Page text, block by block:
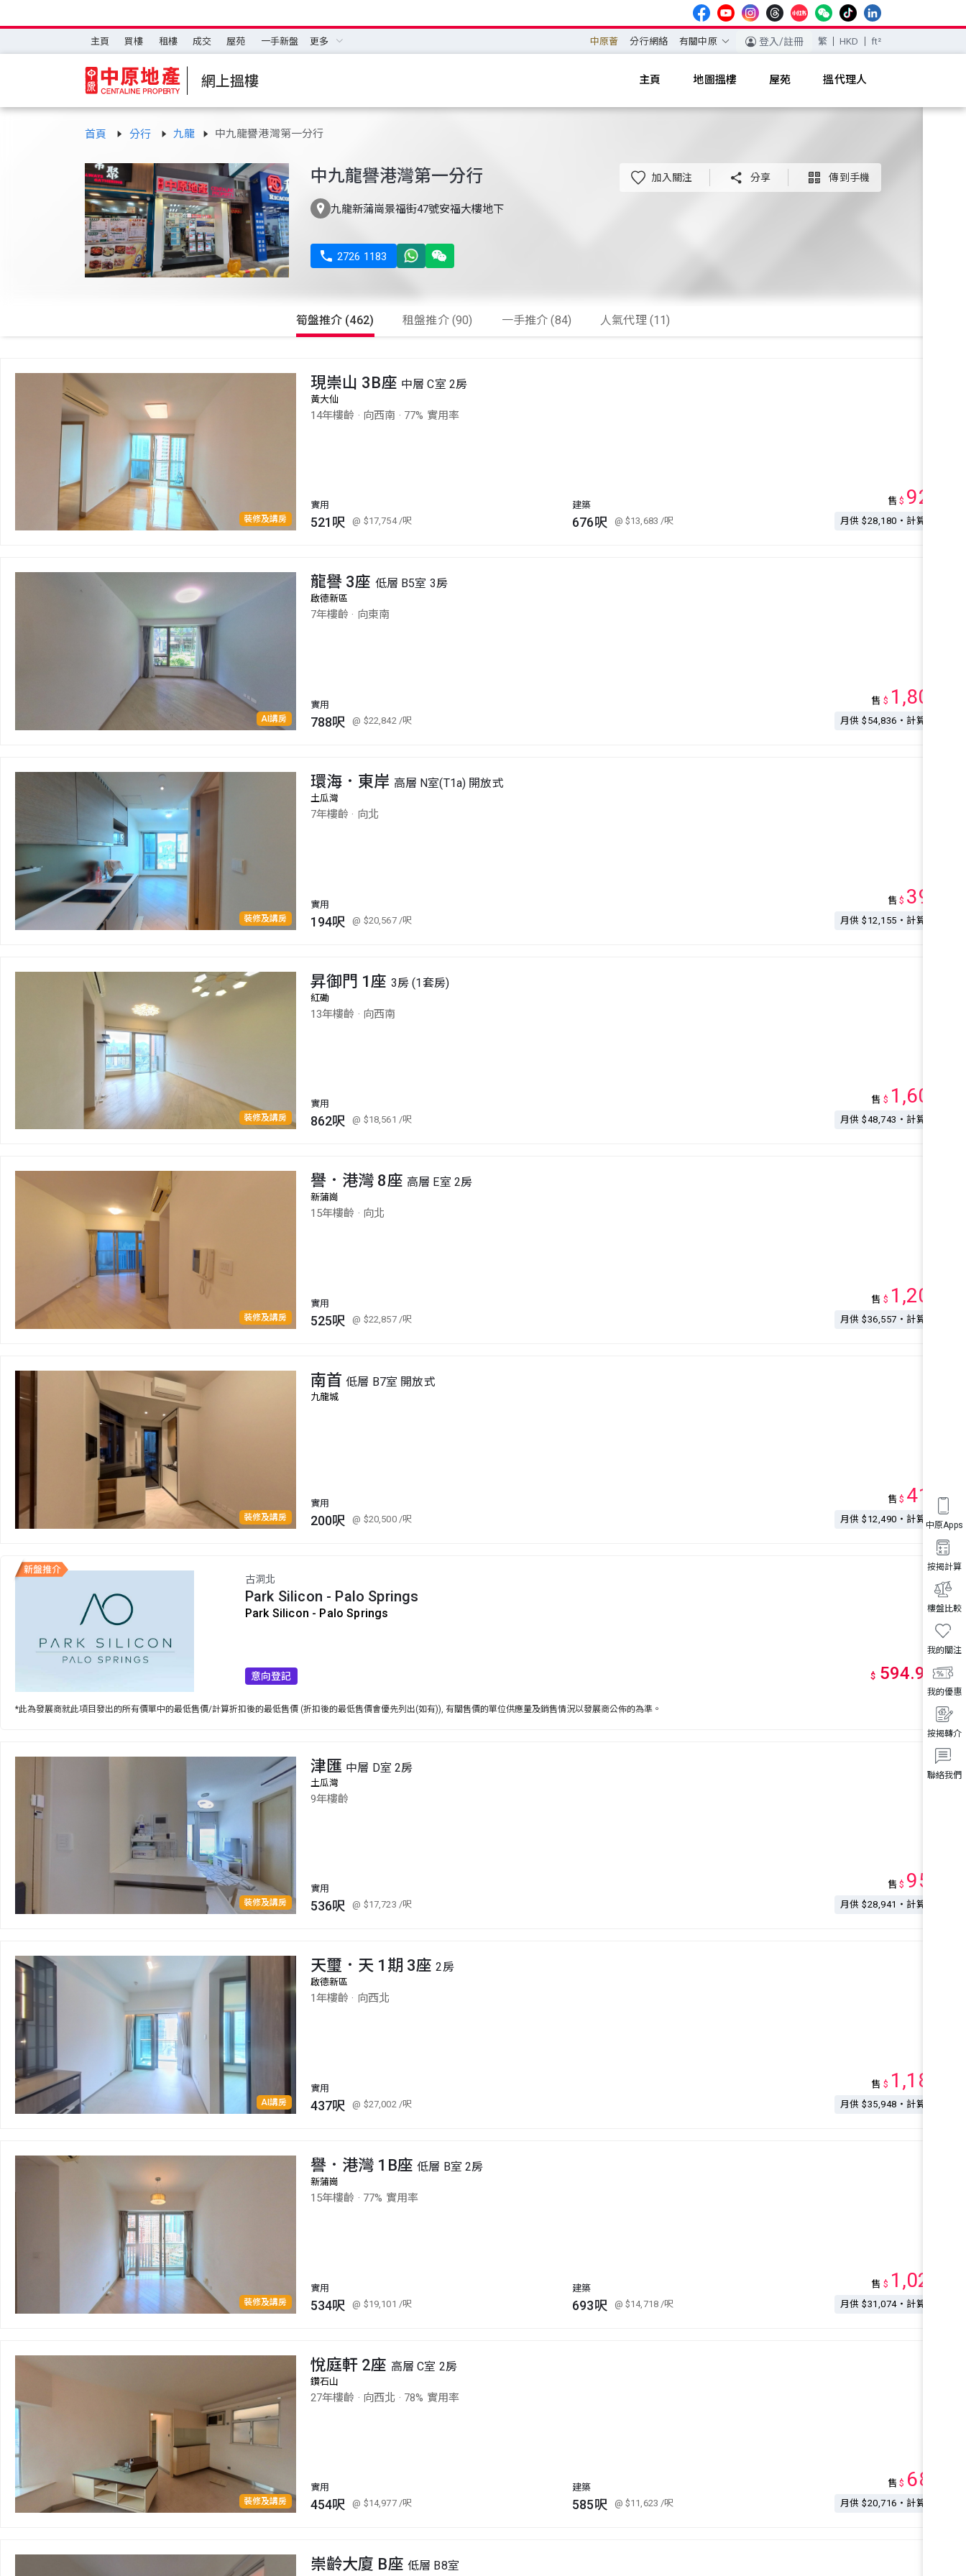
主頁 買樓 租樓 成交 屋苑 一手新盤 更多 中原薈 分行網絡 有關中原 登入/註冊 繁 HKD ft²
網上搵樓 主頁 地圖搵樓 屋苑 搵代理人
聯絡我們
按揭轉介
我的優惠
我的關注
樓盤比較
按揭計算
中原Apps
首頁 分行 九龍 中九龍譽港灣第一分行
中九龍譽港灣第一分行
 九龍新蒲崗景福街47號安福大樓地下
 2726 1183
加入關注  分享  傳到手機
筍盤推介 (462) 租盤推介 (90) 一手推介 (84) 人氣代理 (11)
裝修及講房
現崇山 3B座 中層 C室 2房
黃大仙
14年樓齡 · 向西南 · 77% 實用率
實用
521呎 @ $17,754/呎
建築
676呎 @ $13,683/呎
售 $ 925
月供 $28,180・計算按揭
AI講房
龍譽 3座 低層 B5室 3房
啟德新區
7年樓齡 · 向東南
實用
788呎 @ $22,842 /呎
售 $ 1,800
月供 $54,836・計算按揭
裝修及講房
環海．東岸 高層 N室(T1a) 開放式
土瓜灣
7年樓齡 · 向北
實用
194呎 @ $20,567 /呎
售 $ 399
月供 $12,155・計算按揭
裝修及講房
昇御門 1座 3房 (1套房)
紅磡
13年樓齡 · 向西南
實用
862呎 @ $18,561 /呎
售 $ 1,600
月供 $48,743・計算按揭
裝修及講房
譽．港灣 8座 高層 E室 2房
新蒲崗
15年樓齡 · 向北
實用
525呎 @ $22,857 /呎
售 $ 1,200
月供 $36,557・計算按揭
裝修及講房
南首低層 B7室 開放式
九龍城
實用
200呎 @ $20,500 /呎
售 $ 410萬
月供 $12,490・計算按揭
古洞北
Park Silicon - Palo Springs
Park Silicon - Palo Springs
意向登記 $ 594.9 萬起*
*此為發展商就此項目發出的所有價單中的最低售價/計算折扣後的最低售價 (折扣後的最低售價會優先列出(如有)), 有關售價的單位供應量及銷售情況以發展商公佈的為準。
裝修及講房
津匯 中層 D室 2房
土瓜灣
9年樓齡
實用
536呎 @ $17,723 /呎
售 $ 950
月供 $28,941・計算按揭
AI講房
天璽．天 1期 3座2房
啟德新區
1年樓齡 · 向西北
實用
437呎 @ $27,002 /呎
售 $ 1,180
月供 $35,948・計算按揭
裝修及講房
譽．港灣 1B座低層 B室 2房
新蒲崗
15年樓齡 · 77% 實用率
實用
534呎 @ $19,101 /呎
建築
693呎 @ $14,718 /呎
售 $ 1,020
月供 $31,074・計算按揭
裝修及講房
悅庭軒 2座 高層 C室 2房
鑽石山
27年樓齡 · 向西北 · 78% 實用率
實用
454呎 @ $14,977 /呎
建築
585呎 @ $11,623/呎
售 $ 680
月供 $20,716・計算按揭
崇齡大廈 B座 低層 B8室